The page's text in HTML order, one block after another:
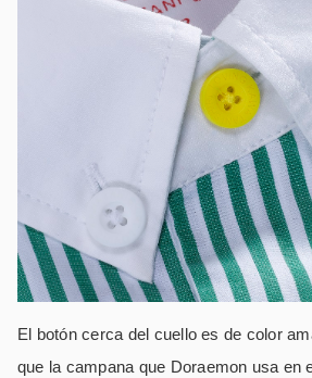
El botón cerca del cuello es de color
que la campana que Doraemon usa en